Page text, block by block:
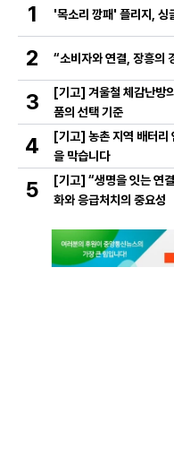
1 '목소리 깡패' 플리지,
2 “소비자와 연결, 장흥의
3
[기고] 겨울철 체감난방
품의 선택 기준
4
[기고] 농촌 지역 배터리
을 막습니다
5
[기고] “생명을 잇는 연
화와 응급처치의 중요성